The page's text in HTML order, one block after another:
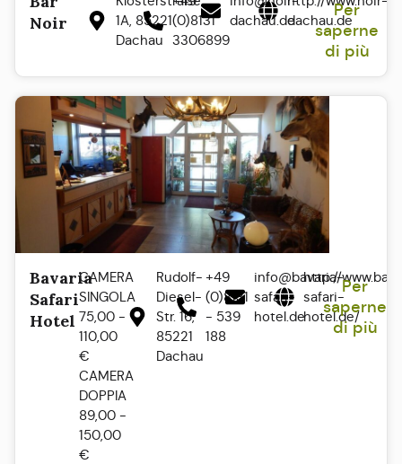
Noir
1A, 85221
Dachau
(0)8131
3306899
dachau.dedachau.de
Per
saperne
di più
Bavaria
Safari
Hotel
CAMERA
SINGOLA
75,00 -
110,00
€
CAMERA
DOPPIA
89,00 -
150,00
€
Rudolf-
Diesel-
Str. 16,
85221
Dachau
+49
(0)8131
- 539
188
info@bavaria-
safari-
hotel.de
http://
safari-
hotel.de/
Per
saperne
di più